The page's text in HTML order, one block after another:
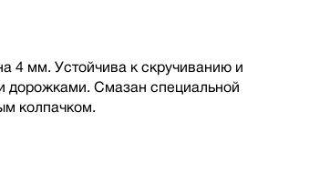
4 мм. Устойчива к скручиванию и
дорожками. Смазан специальной
колпачком.